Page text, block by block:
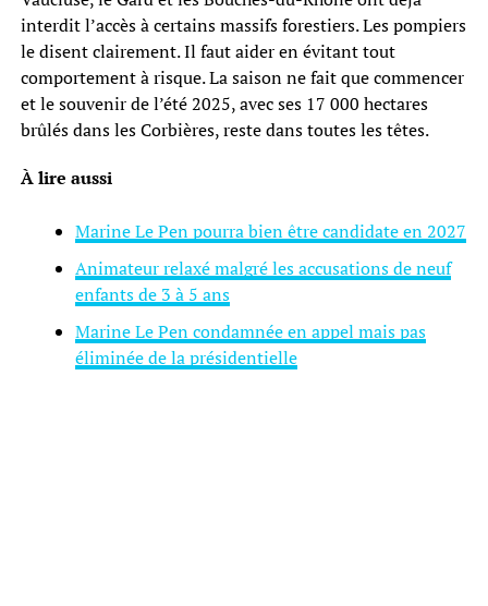
interdit l’accès à certains massifs forestiers. Les pompiers
le disent clairement. Il faut aider en évitant tout
comportement à risque. La saison ne fait que commencer
et le souvenir de l’été 2025, avec ses 17 000 hectares
brûlés dans les Corbières, reste dans toutes les têtes.
À lire aussi
Marine Le Pen pourra bien être candidate en 2027
Animateur relaxé malgré les accusations de neuf
enfants de 3 à 5 ans
Marine Le Pen condamnée en appel mais pas
éliminée de la présidentielle